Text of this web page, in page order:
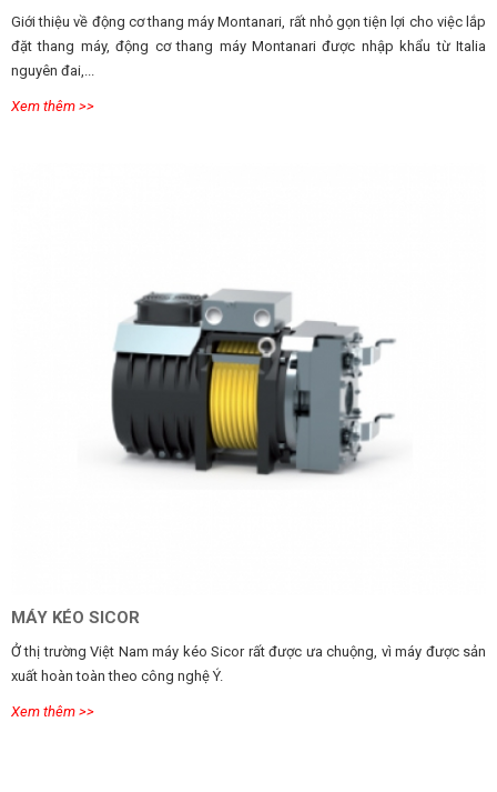
Giới thiệu về động cơ thang máy Montanari, rất nhỏ gọn tiện lợi cho việc lắp
đặt thang máy, động cơ thang máy Montanari được nhập khẩu từ Italia
nguyên đai,...
Xem thêm >>
MÁY KÉO SICOR
Ở thị trường Việt Nam máy kéo Sicor rất được ưa chuộng, vì máy được sản
xuất hoàn toàn theo công nghệ Ý.
Xem thêm >>